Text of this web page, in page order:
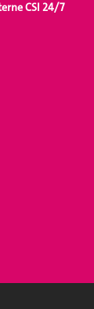
CSI 24/7